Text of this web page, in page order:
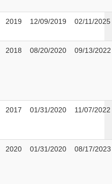
2019 12/09/2019 02/11/2025
2018 08/20/2020 09/13/2022
2017 01/31/2020 11/07/2022
2020 01/31/2020 08/17/2023